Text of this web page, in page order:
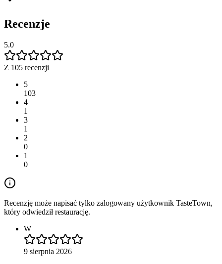
Recenzje
5.0
Z 105 recenzji
5
103
4
1
3
1
2
0
1
0
Recenzję może napisać tylko zalogowany użytkownik TasteTown,
który odwiedził restaurację.
W
9 sierpnia 2026